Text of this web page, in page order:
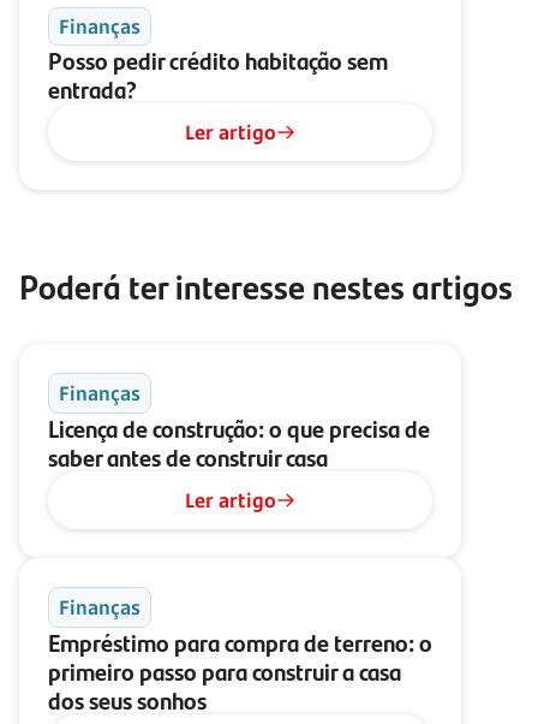
Finanças
Posso pedir crédito habitação sem
entrada?
Ler artigo
Poderá ter interesse nestes artigos
Finanças
Licença de construção: o que precisa de
saber antes de construir casa
Ler artigo
Finanças
Empréstimo para compra de terreno: o
primeiro passo para construir a casa
dos seus sonhos